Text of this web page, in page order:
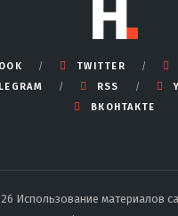
TWITTER
RSS
ВКОНТАКТЕ
Использование материалов